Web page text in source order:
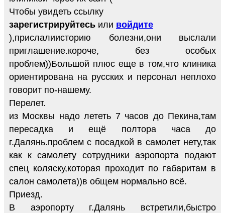
Чтобы увидеть ссылку
зарегистрируйтесь или войдите
),прислалиисторию болезни,они выслали
приглашение.короче, без особых
проблем))Большой плюс еще в том,что клиника
ориентирована на русских и персонал неплохо
говорит по-нашему.
Перелет.
из Москвы надо лететь 7 часов до Пекина,там
пересадка и ещё полтора часа до
г.Далянь.проблем с посадкой в самолет нету,так
как к самолету сотрудники аэропорта подают
спец коляску,которая проходит по габаритам в
салон самолета))в общем нормально всё.
Приезд.
В аэропорту г.Далянь встретили,быстро